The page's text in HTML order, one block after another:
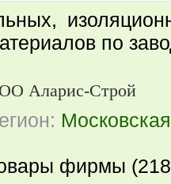
по
Аларис-Строй
фирмы